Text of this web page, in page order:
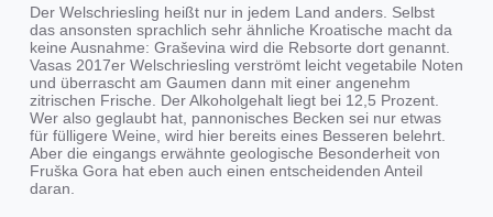
Der Welschriesling heißt nur in jedem Land anders. Selbst
das ansonsten sprachlich sehr ähnliche Kroatische macht da
keine Ausnahme: Graševina wird die Rebsorte dort genannt.
Vasas 2017er Welschriesling verströmt leicht vegetabile Noten
und überrascht am Gaumen dann mit einer angenehm
zitrischen Frische. Der Alkoholgehalt liegt bei 12,5 Prozent.
Wer also geglaubt hat, pannonisches Becken sei nur etwas
für fülligere Weine, wird hier bereits eines Besseren belehrt.
Aber die eingangs erwähnte geologische Besonderheit von
Fruška Gora hat eben auch einen entscheidenden Anteil
daran.